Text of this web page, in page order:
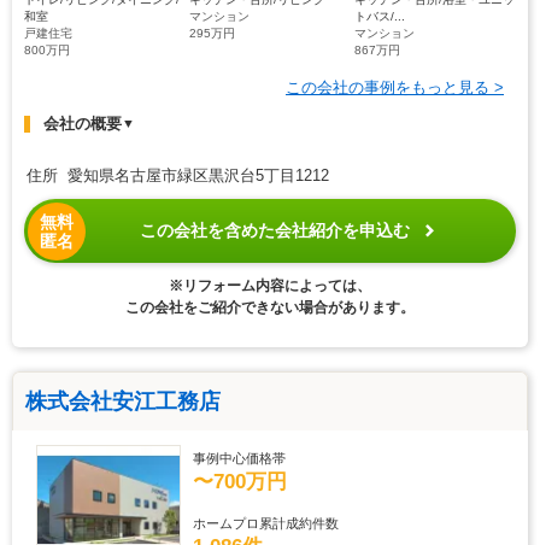
和室
戸建住宅
800万円
マンション
295万円
トバス/...
マンション
867万円
この会社の事例をもっと見る >
会社の概要▼
住所 愛知県名古屋市緑区黒沢台5丁目1212
無料
匿名
この会社を含めた会社紹介を申込む
※リフォーム内容によっては、
この会社をご紹介できない場合があります。
株式会社安江工務店
事例中心価格帯
〜700万円
ホームプロ累計成約件数